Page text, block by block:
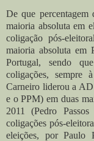
De que percentagem
maioria absoluta em
coligação pós-
maioria absoluta em
Portugal, sendo
coligações, sempre
Carneiro liderou a
e o PPM) em duas
2011 (Pedro
coligações pós-
eleições, por